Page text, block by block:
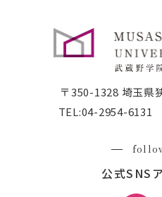
〒350-1328 埼玉県
TEL:04-2954-6131
公式SNS